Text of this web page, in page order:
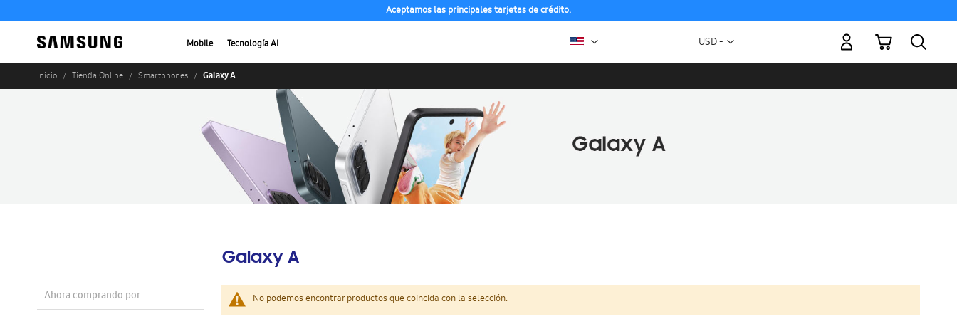
Aceptamos las principales tarjetas de crédito.
Mobile Tecnología AI Moneda
USD -
Mi carrito
Inicio Tienda Online Smartphones Galaxy A
Galaxy A
No podemos encontrar productos que coincida con la selección.
Ahora comprando por